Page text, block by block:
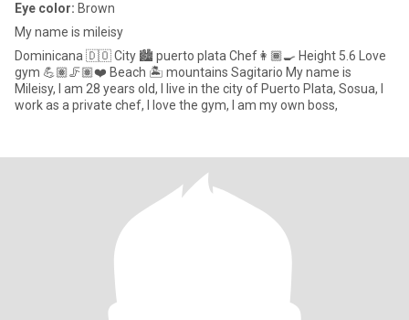
Eye color: Brown
My name is mileisy
Dominicana 🇩🇴 City 🏙 puerto plata Chef👩🏾‍🍳 Height 5.6 Love
gym 💪🏽🦵🏽❤️ Beach 🏝 mountains Sagitario My name is
Mileisy, I am 28 years old, I live in the city of Puerto Plata, Sosua, I
work as a private chef, I love the gym, I am my own boss,